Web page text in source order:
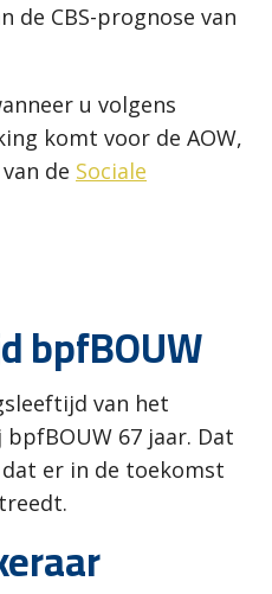
de CBS-prognose van
u volgens
komt voor de AOW,
de Sociale
bpfBOUW
van het
67 jaar. Dat
er in de toekomst